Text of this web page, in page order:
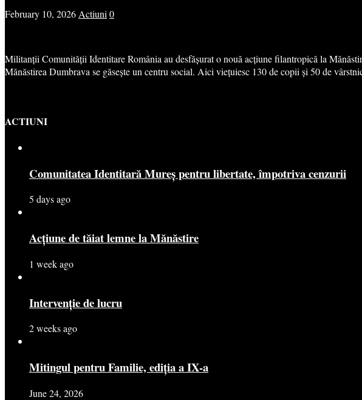
February 10, 2026 Actiuni 0
Militanții Comunității Identitare România au desfășurat o nouă acțiune filantropică la
Mănăstirea Dumbrava se găsește un centru social. Aici viețuiesc 130 de copii și 50 de
ACTIUNI
Comunitatea Identitară Mureș pentru libertate, împotriva cenzurii
5 days ago
Acțiune de tăiat lemne la Mănăstire
1 week ago
Intervenție de lucru
2 weeks ago
Mitingul pentru Familie, ediția a IX-a
June 24, 2026